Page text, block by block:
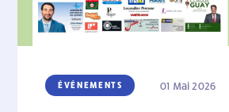
ÉVÉNEMENTS 01 Mai 2026